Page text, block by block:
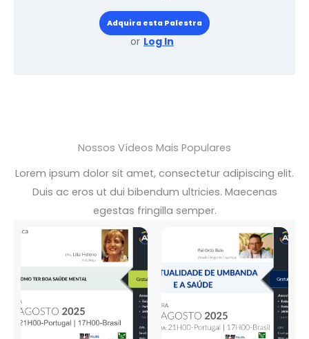
Adquira esta Palestra
or Log In
Nossos Vídeos Mais Populares
Lorem ipsum dolor sit amet, consectetur adipiscing elit.
Duis ac eros ut dui bibendum ultricies. Maecenas
egestas fringilla semper.